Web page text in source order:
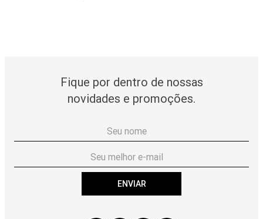
Fique por dentro de nossas
novidades e promoções.
ENVIAR